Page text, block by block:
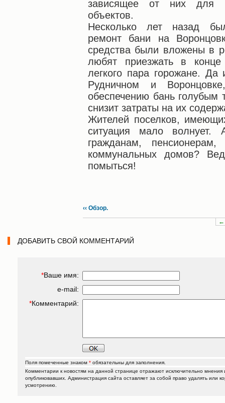
зависящее от них для
объектов.
Несколько лет назад
ремонт бани на
средства были вложены в
любят приезжать в
легкого пара горожане. Да
Рудничном и
обеспечению бань голубым
снизит затраты на их
Жителей поселков,
ситуация мало
гражданам,
коммунальных домов?
помыться!
‹‹ Обзор.
←
ДОБАВИТЬ СВОЙ КОММЕНТАРИЙ
*Ваше имя:
e-mail:
*Комментарий:
Поля помеченные знаком * обязательны для заполнения.
Комментарии к новостям на данной странице отражают исключительно мнения
опубликовавших. Администрация сайта оставляет за собой право удалять или
усмотрению.